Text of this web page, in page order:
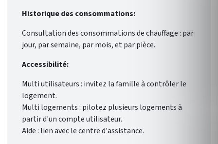
Historique des consommations:
Consultation des consommations de chauffage : par
jour, par semaine, par mois, et par pièce.
Accessibilité:
Multi utilisateurs : invitez la famille à contrôler le
logement.
Multi logements : pilotez plusieurs logements à
partir d'un compte utilisateur.
Aide : lien avec le centre d'assistance.